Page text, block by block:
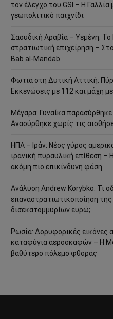
τον έλεγχο του GSI – Η Γαλλία
γεωπολιτικό παιχνίδι
Σαουδική Αραβία – Υεμένη: Το
στρατιωτική επιχείρηση –
Bab al-Mandab
Φωτιά στη Δυτική Αττική:
Εκκενώσεις με 112 και μάχη
Μέγαρα: Γυναίκα
Ανασύρθηκε χωρίς τις
ΗΠΑ – Ιράν: Νέος γύρος
ιρανική πυραυλική επίθεση –
ακόμη πιο επικίνδυνη φάση
Ανάλυση Andrew Korybko: Τι
επαναστρατιωτικοποίηση
δισεκατομμυρίων ευρώ;
Ρωσία: Δορυφορικές
καταφύγια αεροσκαφών – Η
βαθύτερο πόλεμο φθοράς